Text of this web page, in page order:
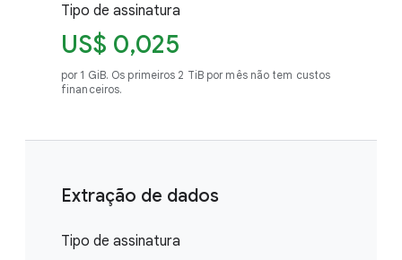
Tipo de assinatura
US$ 0,025
por 1 GiB. Os primeiros 2 TiB por mês não tem custos
financeiros.
Extração de dados
Tipo de assinatura